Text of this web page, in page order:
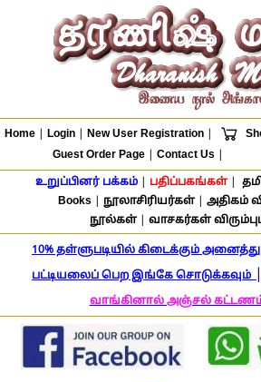
Home Login New User Registration
Guest Order Page| Contact Us
உறுப்பினர் பக்கம்| பதிப்பகங்கள்|
Books
நூலாசிரியர்கள்| அதிகம்
நூல்கள்| வாசகர்கள்
10% தள்ளுபடியில் கிடைக்கும்
பட்டியலைப் பெற இங்கே சொடுக்கவும்
வாங்கினால் அஞ்சல்